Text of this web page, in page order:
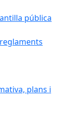
pública
plans i